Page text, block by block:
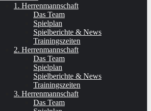
1. Herrenmannschaft
Das Team
Spielplan
Spielberichte & News
Trainingszeiten
2. Herrenmannschaft
Das Team
Spielplan
Spielberichte & News
Trainingszeiten
3. Herrenmannschaft
Das Team